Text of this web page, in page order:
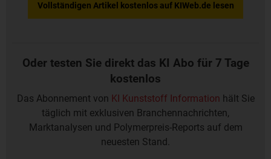
Vollständigen Artikel kostenlos auf KIWeb.de lesen
Oder testen Sie direkt das KI Abo für 7 Tage
kostenlos
Das Abonnement von KI Kunststoff Information hält Sie
täglich mit exklusiven Branchennachrichten,
Marktanalysen und Polymerpreis-Reports auf dem
neuesten Stand.